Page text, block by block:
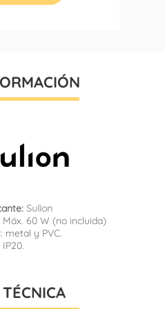
Sulion
Máx. 60 W (no incluida)
metal y PVC.
IP20.